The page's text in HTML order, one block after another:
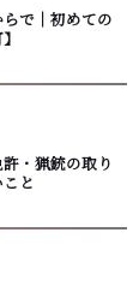
で｜初めての
・猟銃の取り
と